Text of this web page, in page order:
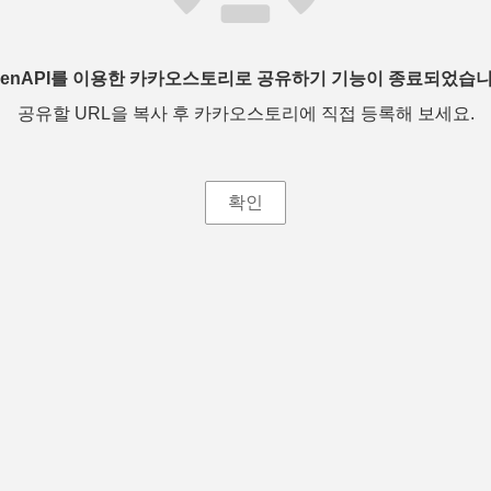
를 이용한 카카오스토리로 공유하기 기능이 종료되었습
공유할 URL을 복사 후 카카오스토리에 직접 등록해 보세요.
확인